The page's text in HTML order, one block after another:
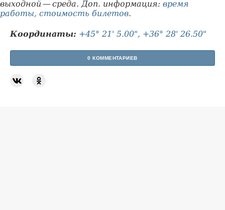
выходной — среда. Доп. информация: время
работы, стоимость билетов.
Координаты: +45° 21' 5.00", +36° 28' 26.50"
0 КОММЕНТАРИЕВ